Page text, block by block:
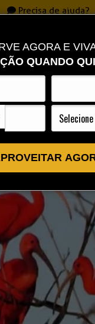
AGORA E
QUANDO
Precisa de ajuda?
Circuito